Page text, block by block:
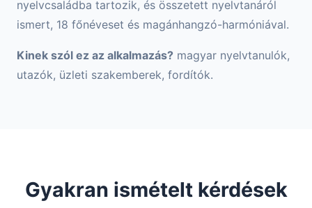
nyelvcsaládba tartozik, és összetett nyelvtanáról
ismert, 18 főnéveset és magánhangzó-harmóniával.
Kinek szól ez az alkalmazás? magyar nyelvtanulók,
utazók, üzleti szakemberek, fordítók.
Gyakran ismételt kérdések